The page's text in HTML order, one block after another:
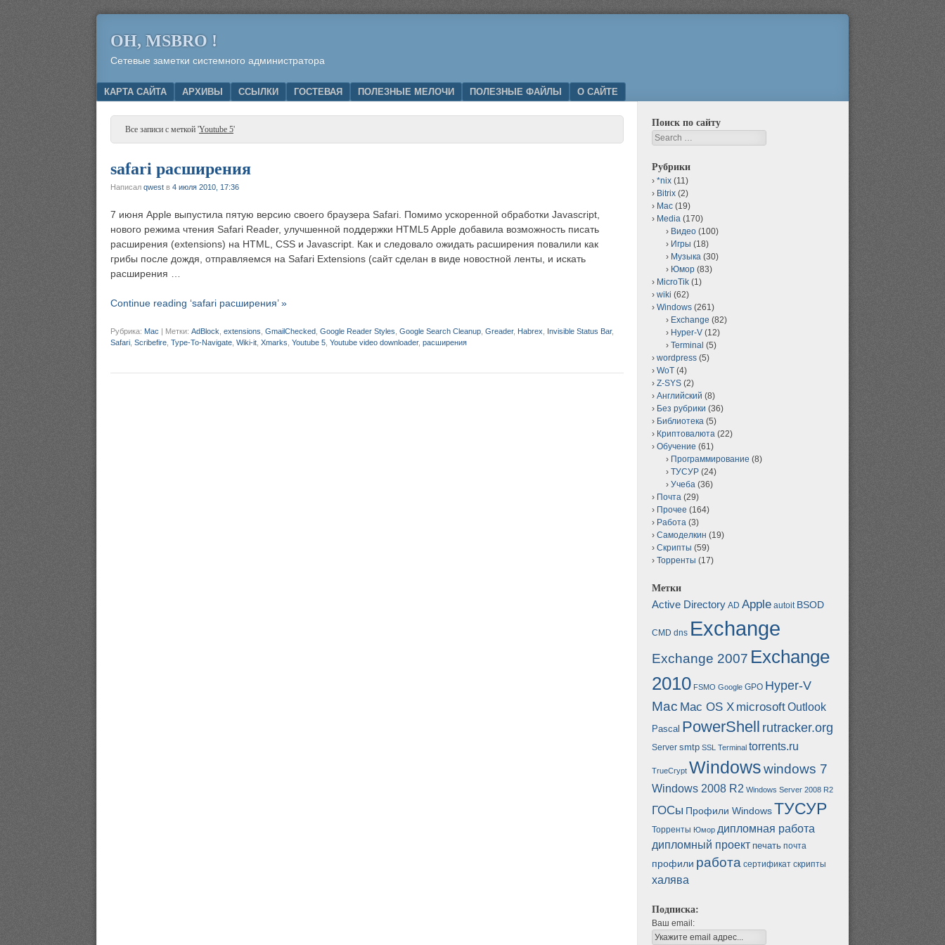
OH, MSBRO !
Сетевые заметки системного администратора
Menu
SKIP TO CONTENT
КАРТА САЙТА АРХИВЫ ССЫЛКИ ГОСТЕВАЯ ПОЛЕЗНЫЕ МЕЛОЧИ ПОЛЕЗНЫЕ ФАЙЛЫ О САЙТЕ
Все записи с меткой 'Youtube 5'
safari расширения
Написал qwest в 4 июля 2010, 17:36
7 июня Apple выпустила пятую версию своего браузера Safari. Помимо ускоренной обработки Javascript,
нового режима чтения Safari Reader, улучшенной поддержки HTML5 Apple добавила возможность писать
расширения (extensions) на HTML, CSS и Javascript. Как и следовало ожидать расширения повалили как
грибы после дождя, отправляемся на Safari Extensions (cайт сделан в виде новостной ленты, и искать
расширения …
Continue reading ‘safari расширения’ »
Рубрика: Mac | Метки: AdBlock extensions GmailChecked Google Reader Styles Google Search Cleanup Greader, Habrex Invisible Status Bar,
Safari Scribefire Type-To-Navigate Wiki-it Xmarks Youtube 5 Youtube video downloader, расширения
Поиск по сайту
Search
Рубрики
*nix (11)
Bitrix (2)
Mac (19)
Media (170)
Видео (100)
Игры (18)
Музыка (30)
Юмор (83)
MicroTik (1)
wiki (62)
Windows (261)
Exchange (82)
Hyper-V (12)
Terminal (5)
wordpress (5)
WoT (4)
Z-SYS (2)
Английский (8)
Без рубрики (36)
Библиотека (5)
Криптовалюта (22)
Обучение (61)
Программирование (8)
ТУСУР (24)
Учеба (36)
Почта (29)
Прочее (164)
Работа (3)
Самоделкин (19)
Скрипты (59)
Торренты (17)
Метки
Active Directory AD Apple autoit BSOD
CMD dns Exchange
Exchange 2007 Exchange
2010 FSMO Google GPO Hyper-V
Mac Mac OS X microsoftOutlook
Pascal PowerShell rutracker.org
Server smtp SSL Terminal torrents.ru
TrueCrypt Windowswindows 7
Windows 2008 R2 Windows Server 2008 R2
ГОСы Профили WindowsТУСУР
Торренты Юмор дипломная работа
дипломный проект печать почта
профили работа сертификат скрипты
халява
Подписка:
Ваш email: